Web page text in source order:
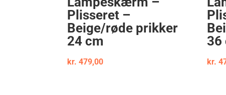
Plisseret –
Beige/røde prikker
24 cm
kr. 479,00
36
kr.